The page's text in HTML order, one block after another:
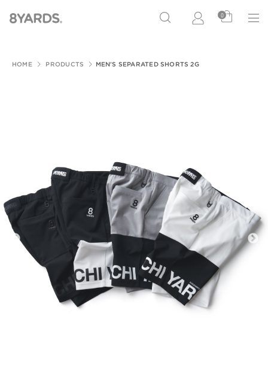
0
HOME PRODUCTS MEN’S SEPARATED SHORTS 2G